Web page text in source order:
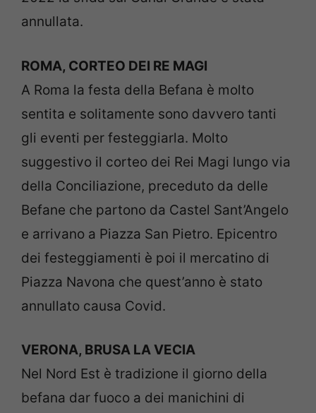
annullata.
ROMA, CORTEO DEI RE MAGI
A Roma la festa della Befana è molto
sentita e solitamente sono davvero tanti
gli eventi per festeggiarla. Molto
suggestivo il corteo dei Rei Magi lungo via
della Conciliazione, preceduto da delle
Befane che partono da Castel Sant’Angelo
e arrivano a Piazza San Pietro. Epicentro
dei festeggiamenti è poi il mercatino di
Piazza Navona che quest’anno è stato
annullato causa Covid.
VERONA, BRUSA LA VECIA
Nel Nord Est è tradizione il giorno della
befana dar fuoco a dei manichini di